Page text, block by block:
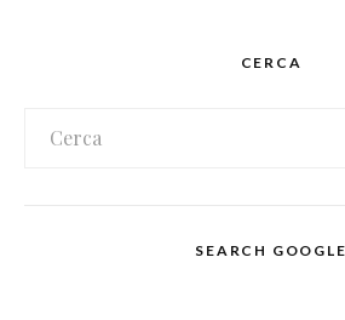
CERCA
SEARCH GOOGLE